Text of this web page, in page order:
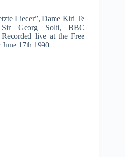
Lieder”, Dame Kiri Te
Georg Solti, BBC
live at the Free
17th 1990.